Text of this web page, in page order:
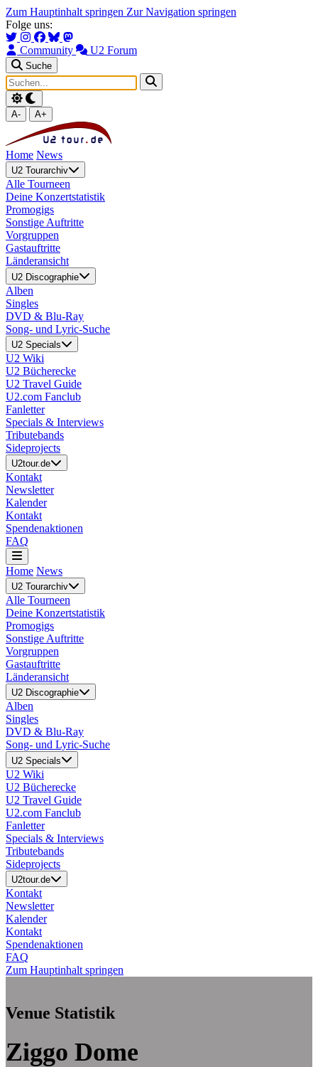
Zum Hauptinhalt springen Zur Navigation springen
Folge uns:
Community U2 Forum
Suche
A- A+
Home News
U2 Tourarchiv
Alle Tourneen
Deine Konzertstatistik
Promogigs
Sonstige Auftritte
Vorgruppen
Gastauftritte
Länderansicht
U2 Discographie
Alben
Singles
DVD & Blu-Ray
Song- und Lyric-Suche
U2 Specials
U2 Wiki
U2 Bücherecke
U2 Travel Guide
U2.com Fanclub
Fanletter
Specials & Interviews
Tributebands
Sideprojects
U2tour.de
Kontakt
Newsletter
Kalender
Kontakt
Spendenaktionen
FAQ
Home News
U2 Tourarchiv
Alle Tourneen
Deine Konzertstatistik
Promogigs
Sonstige Auftritte
Vorgruppen
Gastauftritte
Länderansicht
U2 Discographie
Alben
Singles
DVD & Blu-Ray
Song- und Lyric-Suche
U2 Specials
U2 Wiki
U2 Bücherecke
U2 Travel Guide
U2.com Fanclub
Fanletter
Specials & Interviews
Tributebands
Sideprojects
U2tour.de
Kontakt
Newsletter
Kalender
Kontakt
Spendenaktionen
FAQ
Zum Hauptinhalt springen
Venue Statistik
Ziggo Dome